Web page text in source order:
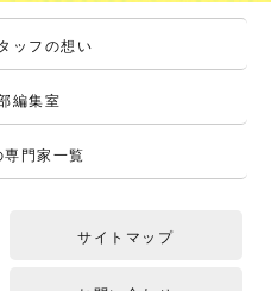
ッフの想い
編集室
門家一覧
サイトマップ